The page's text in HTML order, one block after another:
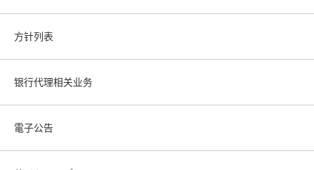
方针列表
银行代理相关业务
電子公告